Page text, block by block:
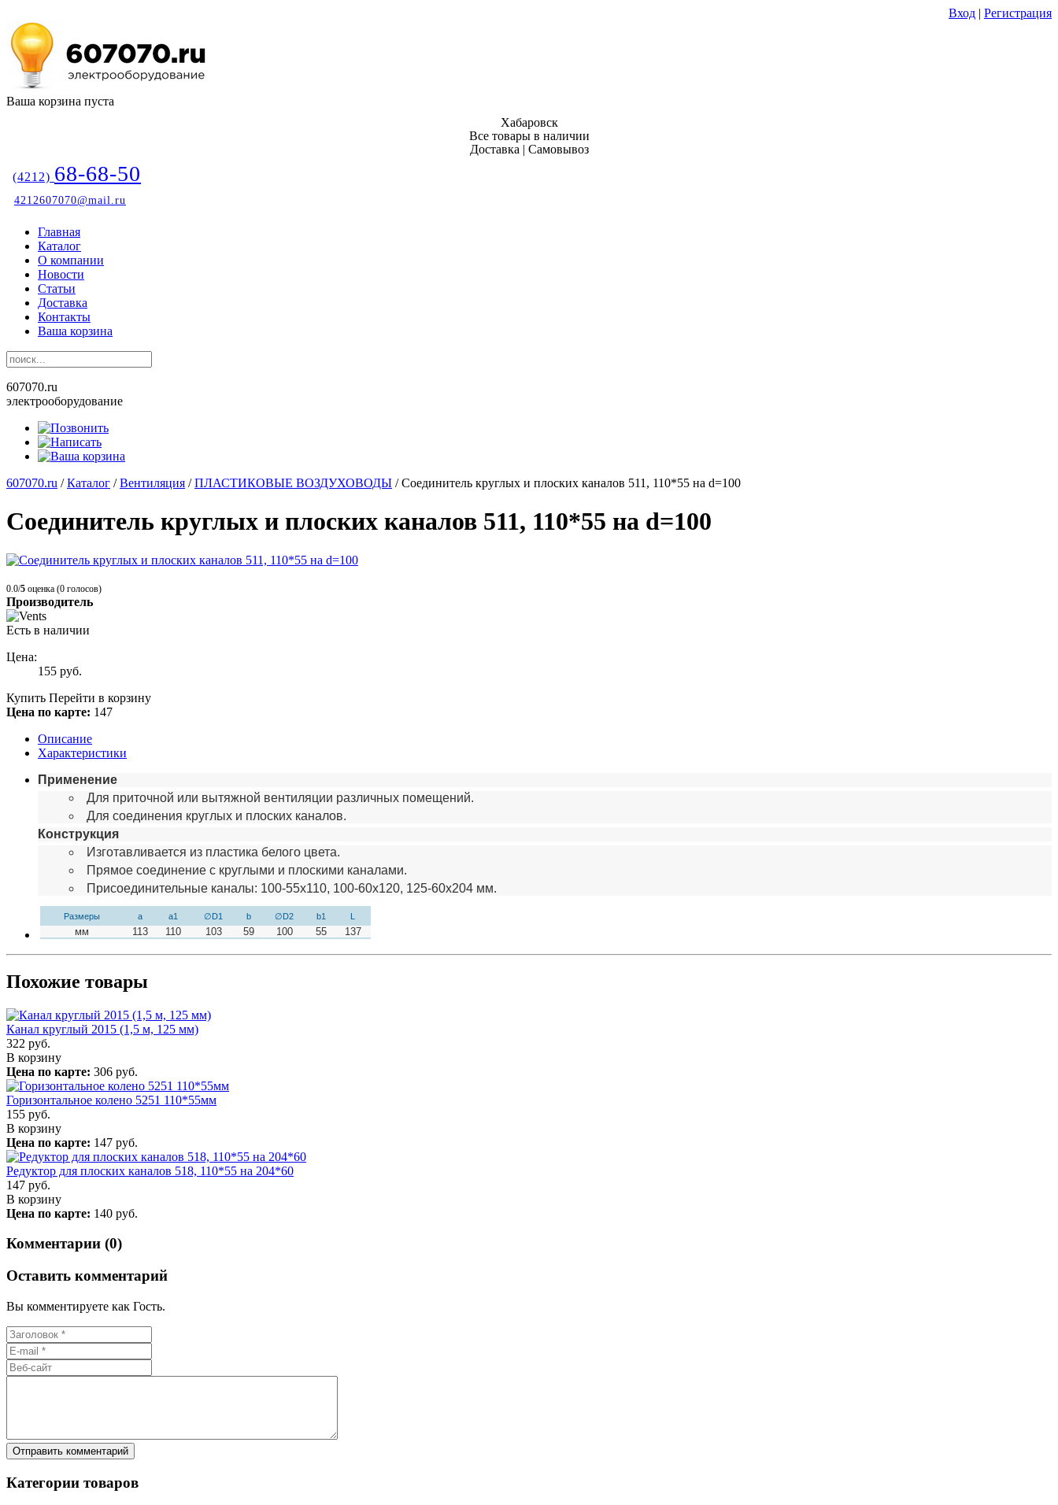
Вход | Регистрация
Ваша корзина пуста
Хабаровск
Все товары в наличии
Доставка | Самовывоз
(4212) 68-68-50
4212607070@mail.ru
Главная
Каталог
О компании
Новости
Статьи
Доставка
Контакты
Ваша корзина
607070.ru
электрооборудование
607070.ru /Каталог /Вентиляция /ПЛАСТИКОВЫЕ ВОЗДУХОВОДЫ /Соединитель круглых и плоских каналов 511, 110*55 на d=100
Соединитель круглых и плоских каналов 511, 110*55 на d=100
0.0/5 оценка (0 голосов)
Производитель
Есть в наличии
Цена:
155 руб.
Купить Перейти в корзину
Цена по карте: 147
Описание
Характеристики
Применение
Для приточной или вытяжной вентиляции различных помещений.
Для соединения круглых и плоских каналов.
Конструкция
Изготавливается из пластика белого цвета.
Прямое соединение с круглыми и плоскими каналами.
Присоединительные каналы: 100-55х110, 100-60х120, 125-60х204 мм.
Размеры a a1 ∅D1 b ∅D2 b1 L
мм 113 110 103 59 100 55 137
Похожие товары
Канал круглый 2015 (1,5 м, 125 мм)
322 руб.
В корзину
Цена по карте: 306 руб.
Горизонтальное колено 5251 110*55мм
155 руб.
В корзину
Цена по карте: 147 руб.
Редуктор для плоских каналов 518, 110*55 на 204*60
147 руб.
В корзину
Цена по карте: 140 руб.
Комментарии (0)
Оставить комментарий
Вы комментируете как Гость.
Категории товаров